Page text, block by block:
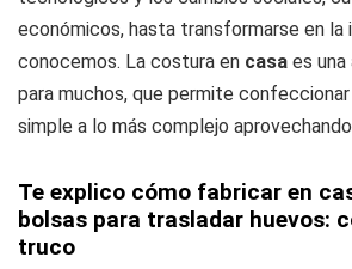
económicos, hasta transformarse en la
conocemos. La costura en casa es
para muchos, que permite
simple a lo más complejo
Te explico cómo fabricar en
bolsas para trasladar huevos:
truco